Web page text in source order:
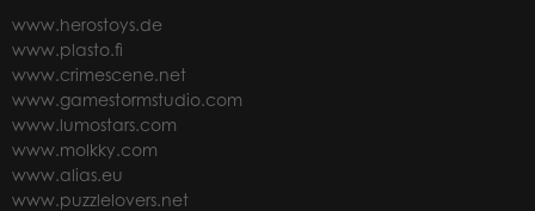
www.herostoys.de
www.plasto.fi
www.crimescene.net
www.gamestormstudio.com
www.lumostars.com
www.molkky.com
www.alias.eu
www.puzzlelovers.net